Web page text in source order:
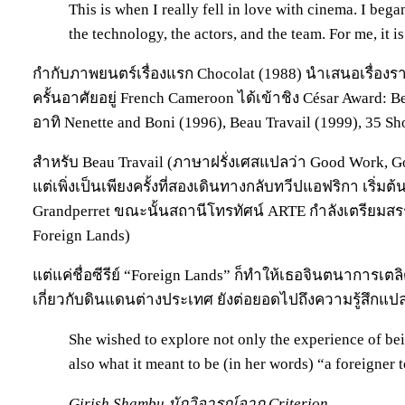
This is when I really fell in love with cinema. I
the technology, the actors, and the team. For me, it
กำกับภาพยนตร์เรื่องแรก Chocolat (1988) นำเสนอเรื่อ
ครั้นอาศัยอยู่ French Cameroon ได้เข้าชิง César Award:
อาทิ Nenette and Boni (1996), Beau Travail (1999), 35
สำหรับ Beau Travail (ภาษาฝรั่งเศสแปลว่า Good Work,
แต่เพิ่งเป็นเพียงครั้งที่สองเดินทางกลับทวีปแอฟริกา เริ่ม
Grandperret ขณะนั้นสถานีโทรทัศน์ ARTE กำลังเตรียมสร
Foreign Lands)
แต่แค่ชื่อซีรีย์ “Foreign Lands” ก็ทำให้เธอจินตนาการเต
เกี่ยวกับดินแดนต่างประเทศ ยังต่อยอดไปถึงความรู้สึกแป
She wished to explore not only the experience of
also what it meant to be (in her words) “a foreigner